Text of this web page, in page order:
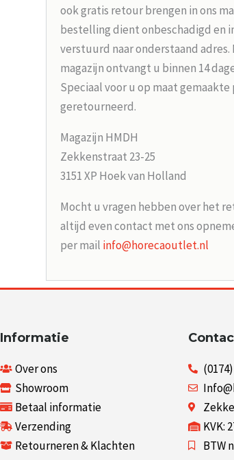
ook gratis retour brengen in ons
bestelling dient onbeschadigd en
verstuurd naar onderstaand adres.
magazijn ontvangt u binnen 14
Speciaal voor u op maat
geretourneerd.
Magazijn HMDH
Zekkenstraat 23-25
3151 XP Hoek van Holland
Mocht u vragen hebben over het
altijd even contact met ons
per mail info@horecaoutlet.nl
Informatie
Over ons
Showroom
Betaal informatie
Verzending
Retourneren & Klachten
KVK:
BTW